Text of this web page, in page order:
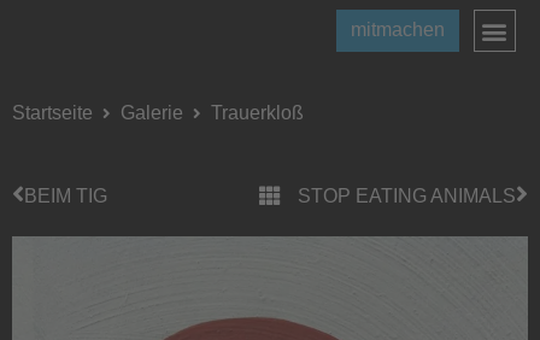
mitmachen
Startseite Galerie Trauerkloß
BEIM TIG STOP EATING ANIMALS